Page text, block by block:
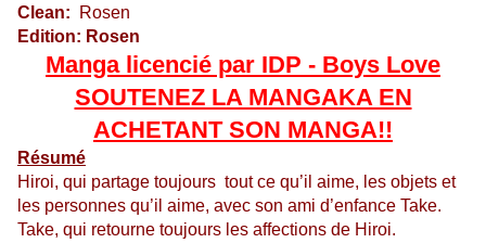
Clean: Rosen
Edition: Rosen
Manga licencié par IDP - Boys Love
SOUTENEZ LA MANGAKA EN
ACHETANT SON MANGA!!
Résumé
Hiroi, qui partage toujours tout ce qu’il aime, les objets et
les personnes qu’il aime, avec son ami d’enfance Take.
Take, qui retourne toujours les affections de Hiroi.